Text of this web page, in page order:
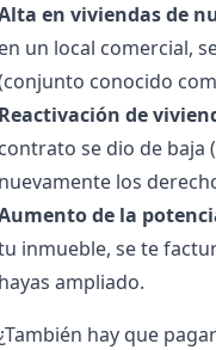
en viviendas de
en un local comercial,
conocido
Reactivación de
contrato se dio de baja
nuevamente los
de la
inmueble, se te
hayas ampliado.
hay que